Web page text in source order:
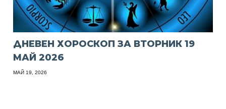
ДНЕВЕН ХОРОСКОП ЗА ВТОРНИК 19
МАЙ 2026
МАЙ 19, 2026